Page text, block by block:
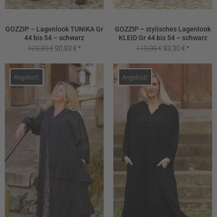
GOZZIP – Lagenlook TUNIKA Gr
44 bis 54 – schwarz
129,90€Ursprünglicher
129,90 €
90,93 €Aktueller
ist:
GOZZIP – stylisches Lagenlook
KLEID Gr 44 bis 54 – schwarz
119,00€ Ursprünglicher
83,30 €Aktueller
Angebot! Angebot!